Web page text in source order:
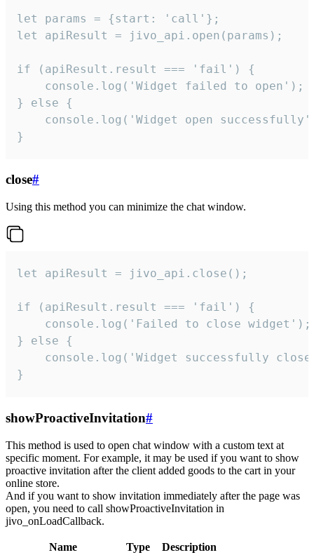
let params = {start: 'call'};
let apiResult = jivo_api.open(params);
if (apiResult.result === 'fail') {
    console.log('Widget failed to open');
} else {
console.log('Widget open
}
close#
Using this method you can minimize the chat window.
let apiResult = jivo_api.close();
if (apiResult.result === 'fail') {
    console.log('Failed to close widget');
} else {
console.log('Widget successfully
}
showProactiveInvitation#
This method is used to open chat window with a custom text at
specific moment. For example, it may be used if you want to show
proactive invitation after the client added goods to the cart in your
online store.
And if you want to show invitation immediately after the page was
open, you need to call showProactiveInvitation in
jivo_onLoadCallback.
Name Type
Description